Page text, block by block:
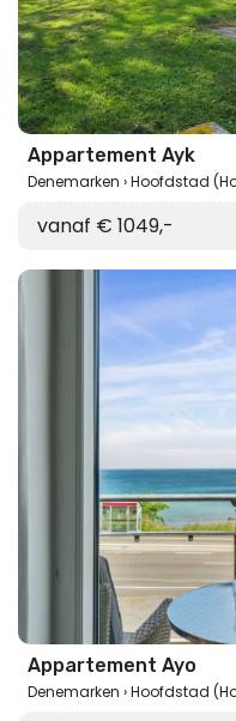
Appartement Ayk
Denemarken Hoofdstad
vanaf € 1049,-
Appartement Ayo
Denemarken Hoofdstad